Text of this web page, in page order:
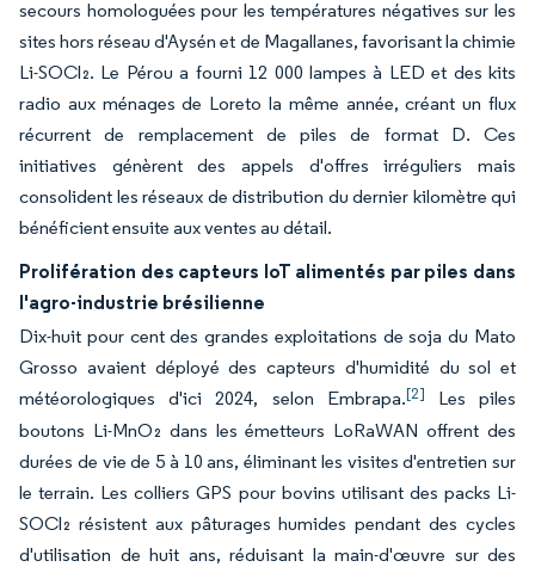
secours homologuées pour les températures négatives sur les
sites hors réseau d'Aysén et de Magallanes, favorisant la chimie
Li-SOCl₂. Le Pérou a fourni 12 000 lampes à LED et des kits
radio aux ménages de Loreto la même année, créant un flux
récurrent de remplacement de piles de format D. Ces
initiatives génèrent des appels d'offres irréguliers mais
consolident les réseaux de distribution du dernier kilomètre qui
bénéficient ensuite aux ventes au détail.
Prolifération des capteurs IoT alimentés par piles dans
l'agro-industrie brésilienne
Dix-huit pour cent des grandes exploitations de soja du Mato
Grosso avaient déployé des capteurs d'humidité du sol et
météorologiques d'ici 2024, selon Embrapa.[2] Les piles
boutons Li-MnO₂ dans les émetteurs LoRaWAN offrent des
durées de vie de 5 à 10 ans, éliminant les visites d'entretien sur
le terrain. Les colliers GPS pour bovins utilisant des packs Li-
SOCl₂ résistent aux pâturages humides pendant des cycles
d'utilisation de huit ans, réduisant la main-d'œuvre sur des